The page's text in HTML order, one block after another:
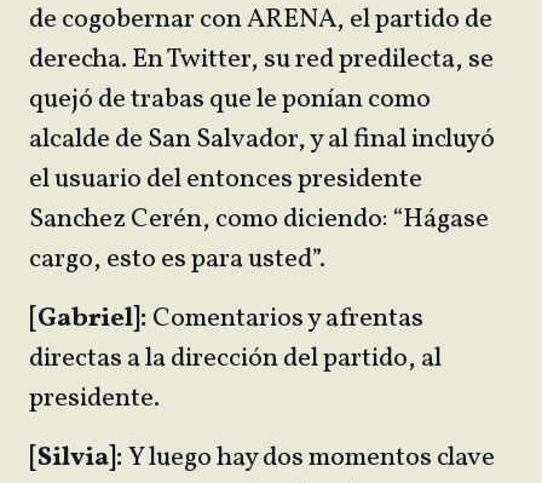
de cogobernar con ARENA, el partido de
derecha. En Twitter, su red predilecta, se
quejó de trabas que le ponían como
alcalde de San Salvador, y al final incluyó
el usuario del entonces presidente
Sanchez Cerén, como diciendo: “Hágase
cargo, esto es para usted”.
[Gabriel]:Comentarios y afrentas
directas a la dirección del partido, al
presidente.
[Silvia]:Y luego hay dos momentos clave